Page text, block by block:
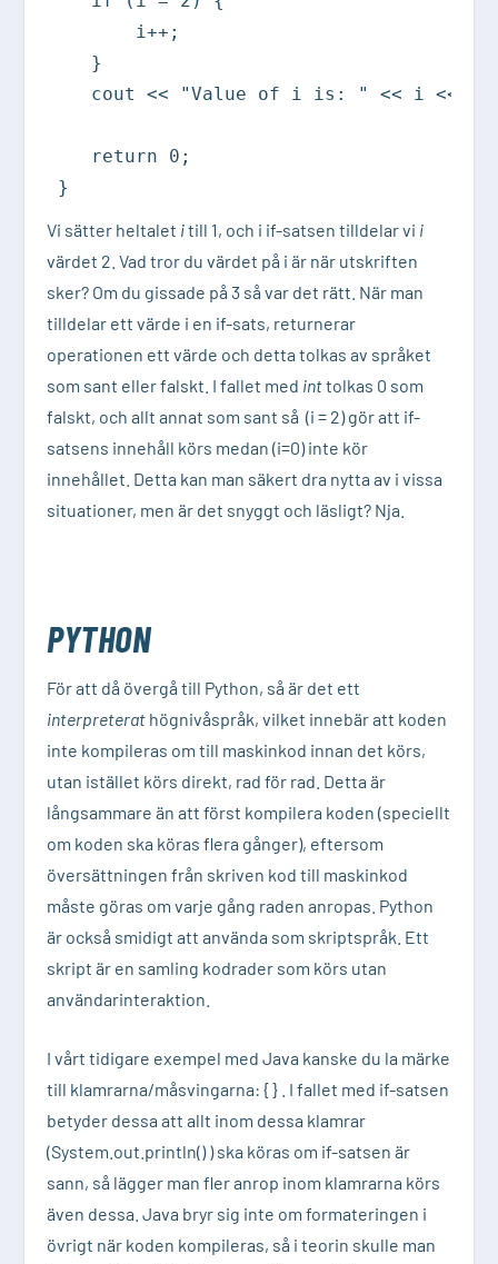
       i++;
   }
cout << "Value of i is: " << i <<
   return 0;
}
Vi sätter heltalet itill 1, och i if-satsen tilldelar vi i
värdet 2. Vad tror du värdet på i är när utskriften
sker? Om du gissade på 3 så var det rätt. När man
tilldelar ett värde i en if-sats, returnerar
operationen ett värde och detta tolkas av språket
som sant eller falskt. I fallet med inttolkas 0 som
falskt, och allt annat som sant så (i = 2) gör att if-
satsens innehåll körs medan (i=0) inte kör
innehållet. Detta kan man säkert dra nytta av i vissa
situationer, men är det snyggt och läsligt? Nja.
PYTHON
För att då övergå till Python, så är det ett
interpreterat högnivåspråk, vilket innebär att koden
inte kompileras om till maskinkod innan det körs,
utan istället körs direkt, rad för rad. Detta är
långsammare än att först kompilera koden (speciellt
om koden ska köras flera gånger), eftersom
översättningen från skriven kod till maskinkod
måste göras om varje gång raden anropas. Python
är också smidigt att använda som skriptspråk. Ett
skript är en samling kodrader som körs utan
användarinteraktion.
I vårt tidigare exempel med Java kanske du la märke
till klamrarna/måsvingarna: { } . I fallet med if-satsen
betyder dessa att allt inom dessa klamrar
(System.out.println() ) ska köras om if-satsen är
sann, så lägger man fler anrop inom klamrarna körs
även dessa. Java bryr sig inte om formateringen i
övrigt när koden kompileras, så i teorin skulle man